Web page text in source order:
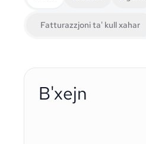
Fatturazzjoni ta' kull xahar
B'xejn